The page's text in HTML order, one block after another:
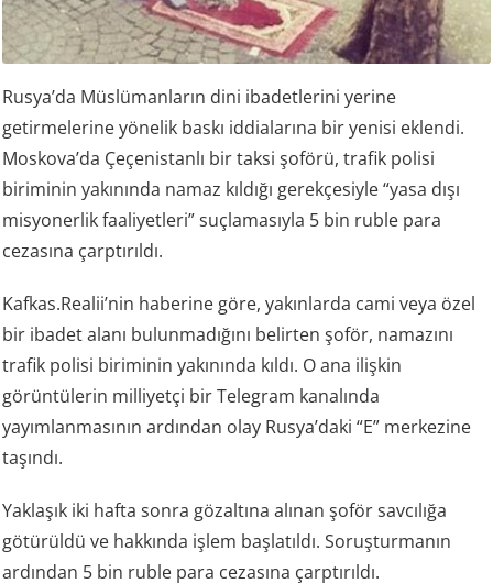
Rusya’da Müslümanların dini ibadetlerini yerine
getirmelerine yönelik baskı iddialarına bir yenisi eklendi.
Moskova’da Çeçenistanlı bir taksi şoförü, trafik polisi
biriminin yakınında namaz kıldığı gerekçesiyle “yasa dışı
misyonerlik faaliyetleri” suçlamasıyla 5 bin ruble para
cezasına çarptırıldı.
Kafkas.Realii’nin haberine göre, yakınlarda cami veya özel
bir ibadet alanı bulunmadığını belirten şoför, namazını
trafik polisi biriminin yakınında kıldı. O ana ilişkin
görüntülerin milliyetçi bir Telegram kanalında
yayımlanmasının ardından olay Rusya’daki “E” merkezine
taşındı.
Yaklaşık iki hafta sonra gözaltına alınan şoför savcılığa
götürüldü ve hakkında işlem başlatıldı. Soruşturmanın
ardından 5 bin ruble para cezasına çarptırıldı.